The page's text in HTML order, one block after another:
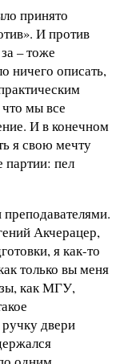
принято
И против
– тоже
ничего описать,
мы все
И в конечном
я свою мечту
партии: пел
Акчерацер,
я как-то
только вы меня
как МГУ,
двери